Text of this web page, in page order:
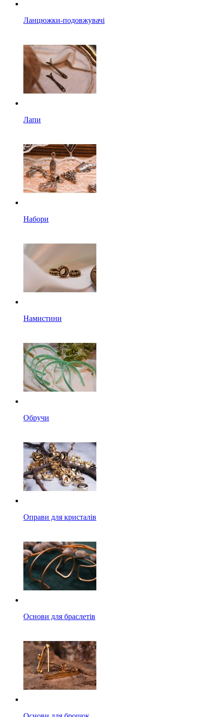
Ланцюжки-подовжувачі
Лапи
Набори
Намистини
Обручи
Оправи для кристалів
Основи для браслетів